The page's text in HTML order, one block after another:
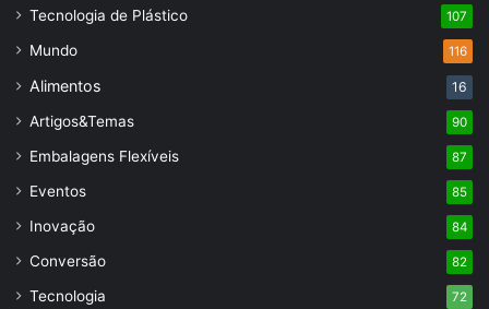
Tecnologia de Plástico 107
Mundo 116
Alimentos 16
Artigos&Temas 90
Embalagens Flexíveis 87
Eventos 85
Inovação 84
Conversão 82
Tecnologia 72